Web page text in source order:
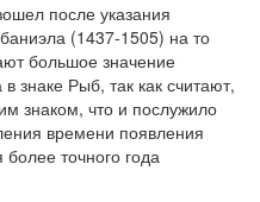
после указания
(1437-1505) на то
большое значение
знаке Рыб, так как считают,
знаком, что и послужило
времени появления
точного года